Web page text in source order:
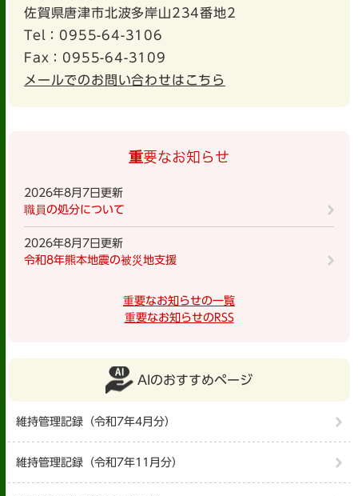
佐賀県唐津市北波多岸山234番地2
Tel：0955-64-3106
Fax：0955-64-3109
メールでのお問い合わせはこちら
重要なお知らせ
2026年8月7日更新
職員の処分について
2026年8月7日更新
令和8年熊本地震の被災地支援
重要なお知らせの一覧
重要なお知らせのRSS
AIのおすすめページ
維持管理記録（令和7年4月分）
維持管理記録（令和7年11月分）